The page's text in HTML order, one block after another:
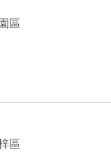
區
區